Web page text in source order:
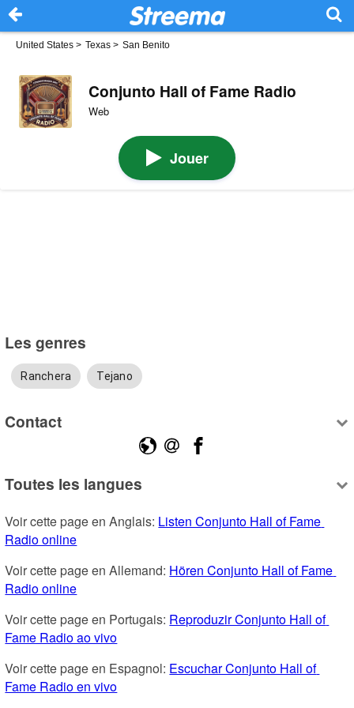
United States > Texas > San Benito
Conjunto Hall of Fame Radio
Web
Jouer
Les genres
Ranchera Tejano
Contact
Toutes les langues
Voir cette page en Anglais: Listen Conjunto Hall of Fame
Radio online
Voir cette page en Allemand: Hören Conjunto Hall of Fame
Radio online
Voir cette page en Portugais: Reproduzir Conjunto Hall of
Fame Radio ao vivo
Voir cette page en Espagnol: Escuchar Conjunto Hall of
Fame Radio en vivo